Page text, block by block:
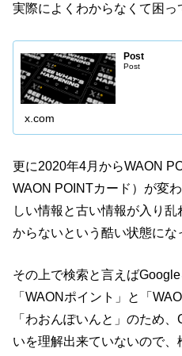
実際によくわからなくて困っ
Post
Post
x.com
更に2020年4月からWAON
WAON POINTカード）が変
しい情報と古い情報が入り
からないという酷い状態にな
その上で検索と言えば
「WAONポイント」と「
「わおんぽいんと」のため
いを理解出来ていないので